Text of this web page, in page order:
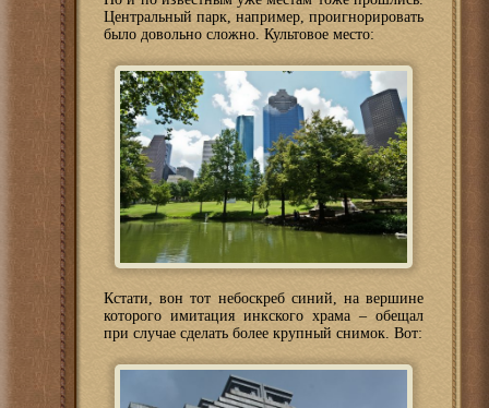
Центральный парк, например, проигнорировать
было довольно сложно. Культовое место:
Кстати, вон тот небоскреб синий, на вершине
которого имитация инкского храма – обещал
при случае сделать более крупный снимок. Вот: